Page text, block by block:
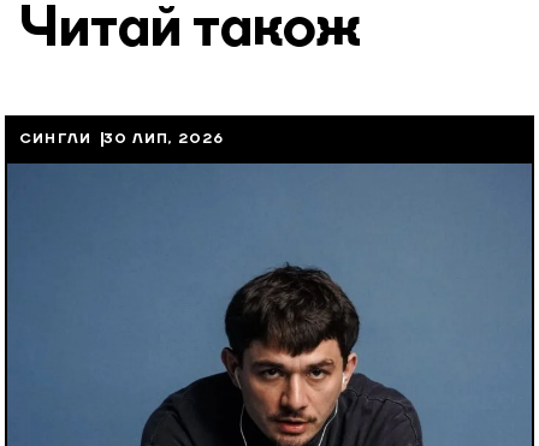
Читай також
СИНГЛИ 30 ЛИП, 2026